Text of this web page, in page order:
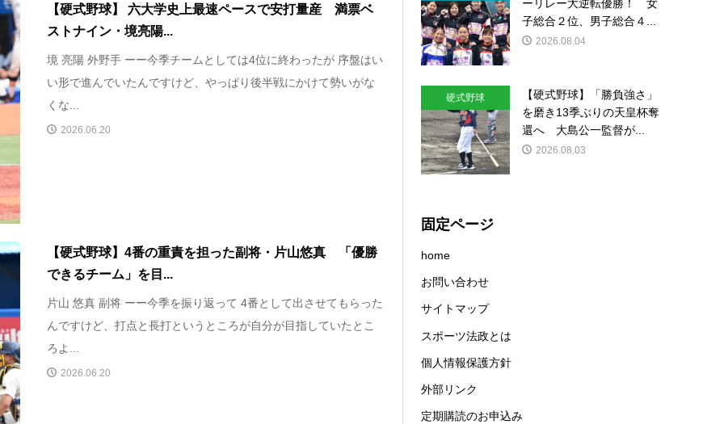
【硬式野球】 六大学史上最速ペースで安打量産 満票ベ
ストナイン・境亮陽...
境 亮陽 外野手 ーー今季チームとしては4位に終わったが 序盤はい
い形で進んでいたんですけど、やっぱり後半戦にかけて勢いがな
くな...
2026.06.20
【硬式野球】4番の重責を担った副将・片山悠真 「優勝
できるチーム」を目...
片山 悠真 副将 ーー今季を振り返って 4番として出させてもらった
んですけど、打点と長打というところが自分が目指していたとこ
ろよ...
2026.06.20
ーリレー大逆転優勝！ 女
子総合２位、男子総合４...
2026.08.04
硬式野球
【硬式野球】「勝負強さ」
を磨き13季ぶりの天皇杯奪
還へ 大島公一監督が...
2026.08.03
固定ページ
home
お問い合わせ
サイトマップ
スポーツ法政とは
個人情報保護方針
外部リンク
定期購読のお申込み